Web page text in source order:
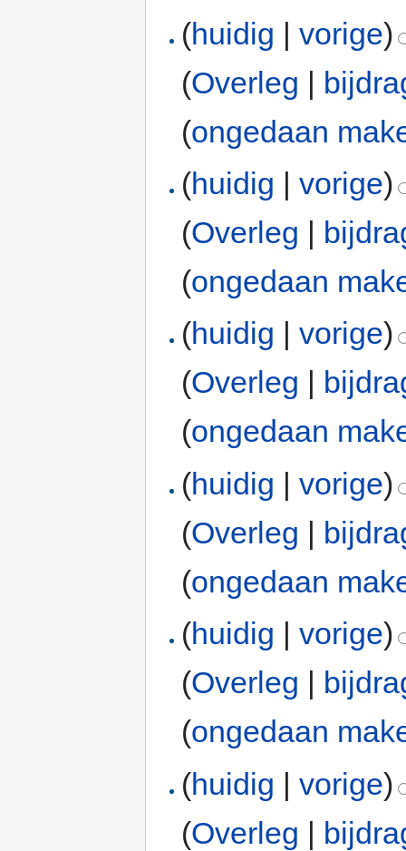
(huidig |vorige)
(Overleg |
(ongedaan
(huidig |vorige)
(Overleg |
(ongedaan
(huidig |vorige)
(Overleg
(ongedaan
(huidig |vorige)
(Overleg |
(ongedaan
(huidig |vorige)
(Overleg |
(ongedaan
(huidig |vorige)
(Overleg |